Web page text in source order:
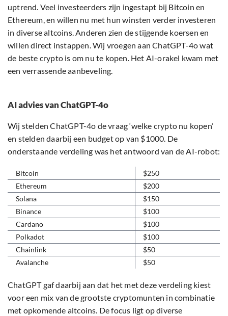
uptrend. Veel investeerders zijn ingestapt bij Bitcoin en
Ethereum, en willen nu met hun winsten verder investeren
in diverse altcoins. Anderen zien de stijgende koersen en
willen direct instappen. Wij vroegen aan ChatGPT-4o wat
de beste crypto is om nu te kopen. Het AI-orakel kwam met
een verrassende aanbeveling.
AI advies van ChatGPT-4o
Wij stelden ChatGPT-4o de vraag ‘welke crypto nu kopen’
en stelden daarbij een budget op van $1000. De
onderstaande verdeling was het antwoord van de AI-robot:
Bitcoin
$250
Ethereum
$200
Solana
$150
Binance
$100
Cardano
$100
Polkadot
$100
Chainlink
$50
Avalanche
$50
ChatGPT gaf daarbij aan dat het met deze verdeling kiest
voor een mix van de grootste cryptomunten in combinatie
met opkomende altcoins. De focus ligt op diverse